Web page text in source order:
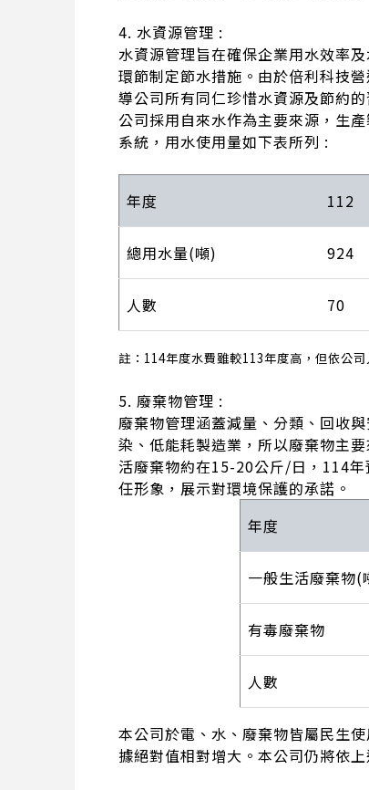
4. 水資源管理 :
水資源管理旨在確保企業用水效率
環節制定節水措施。由於倍利科技
導公司所有同仁珍惜水資源及節約
公司採用自來水作為主要來源，生
系統，用水使用量如下表所列 :
年度 112
總用水量(噸) 924
人數 70
註：114年度水費雖較113年度高，但依公
5. 廢棄物管理 :
廢棄物管理涵蓋減量、分類、回收
染、低能耗製造業，所以廢棄物主
活廢棄物約在15-20公斤/日，114
任形象，展示對環境保護的承諾。
年度
一般生活廢棄物(
有毒廢棄物
人數
本公司於電、水、廢棄物皆屬民生
據絕對值相對增大。本公司仍將依